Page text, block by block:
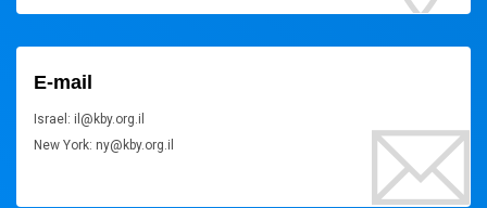
E-mail
Israel: il@kby.org.il
New York: ny@kby.org.il